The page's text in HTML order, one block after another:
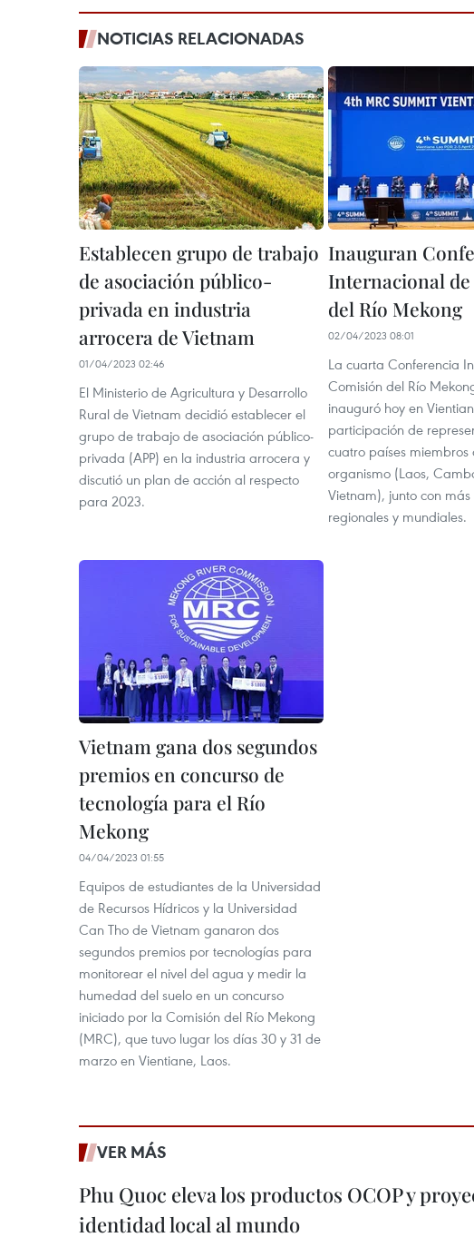
NOTICIAS RELACIONADAS
Establecen grupo de trabajo
de asociación público-
privada en industria
arrocera de Vietnam
01/04/2023 02:46
El Ministerio de Agricultura y Desarrollo
Rural de Vietnam decidió establecer el
grupo de trabajo de asociación público-
privada (APP) en la industria arrocera y
discutió un plan de acción al respecto
para 2023.
Inauguran
Internacional
del Río Mekong
02/04/2023 08:01
La cuarta Conferencia
Comisión del Río
inauguró hoy en
participación de
cuatro países miembros
organismo (Laos,
Vietnam), junto con
regionales y mundiales.
Vietnam gana dos segundos
premios en concurso de
tecnología para el Río
Mekong
04/04/2023 01:55
Equipos de estudiantes de la Universidad
de Recursos Hídricos y la Universidad
Can Tho de Vietnam ganaron dos
segundos premios por tecnologías para
monitorear el nivel del agua y medir la
humedad del suelo en un concurso
iniciado por la Comisión del Río Mekong
(MRC), que tuvo lugar los días 30 y 31 de
marzo en Vientiane, Laos.
VER MÁS
Phu Quoc eleva los productos OCOP y
identidad local al mundo